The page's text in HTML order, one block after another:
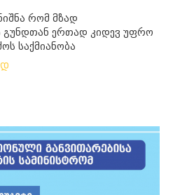
რომ მზად
გუნდთან ერთად კიდევ უფრო
საქმიანობა